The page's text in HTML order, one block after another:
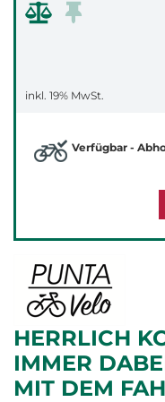
inkl. 19% MwSt.
Verfügbar -
HERRLICH
IMMER
MIT DEM